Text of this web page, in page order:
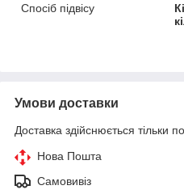
Спосіб підвісу
Умови доставки
Доставка здійснюється тільки
Нова Пошта
Самовивіз